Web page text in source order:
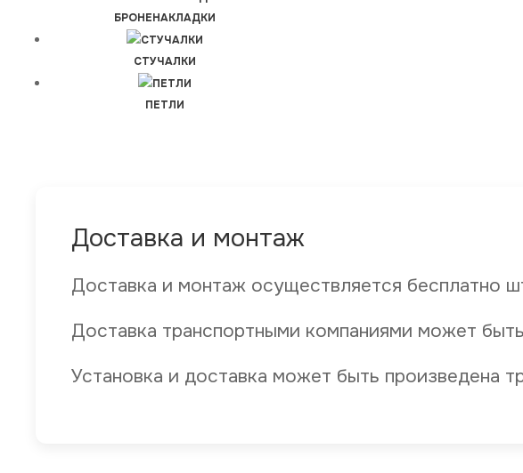
БРОНЕНАКЛАДКИ
СТУЧАЛКИ
ПЕТЛИ
Доставка и монтаж
Доставка и монтаж осуществляется бесплатно
Доставка транспортными компаниями может
Установка и доставка может быть произведена